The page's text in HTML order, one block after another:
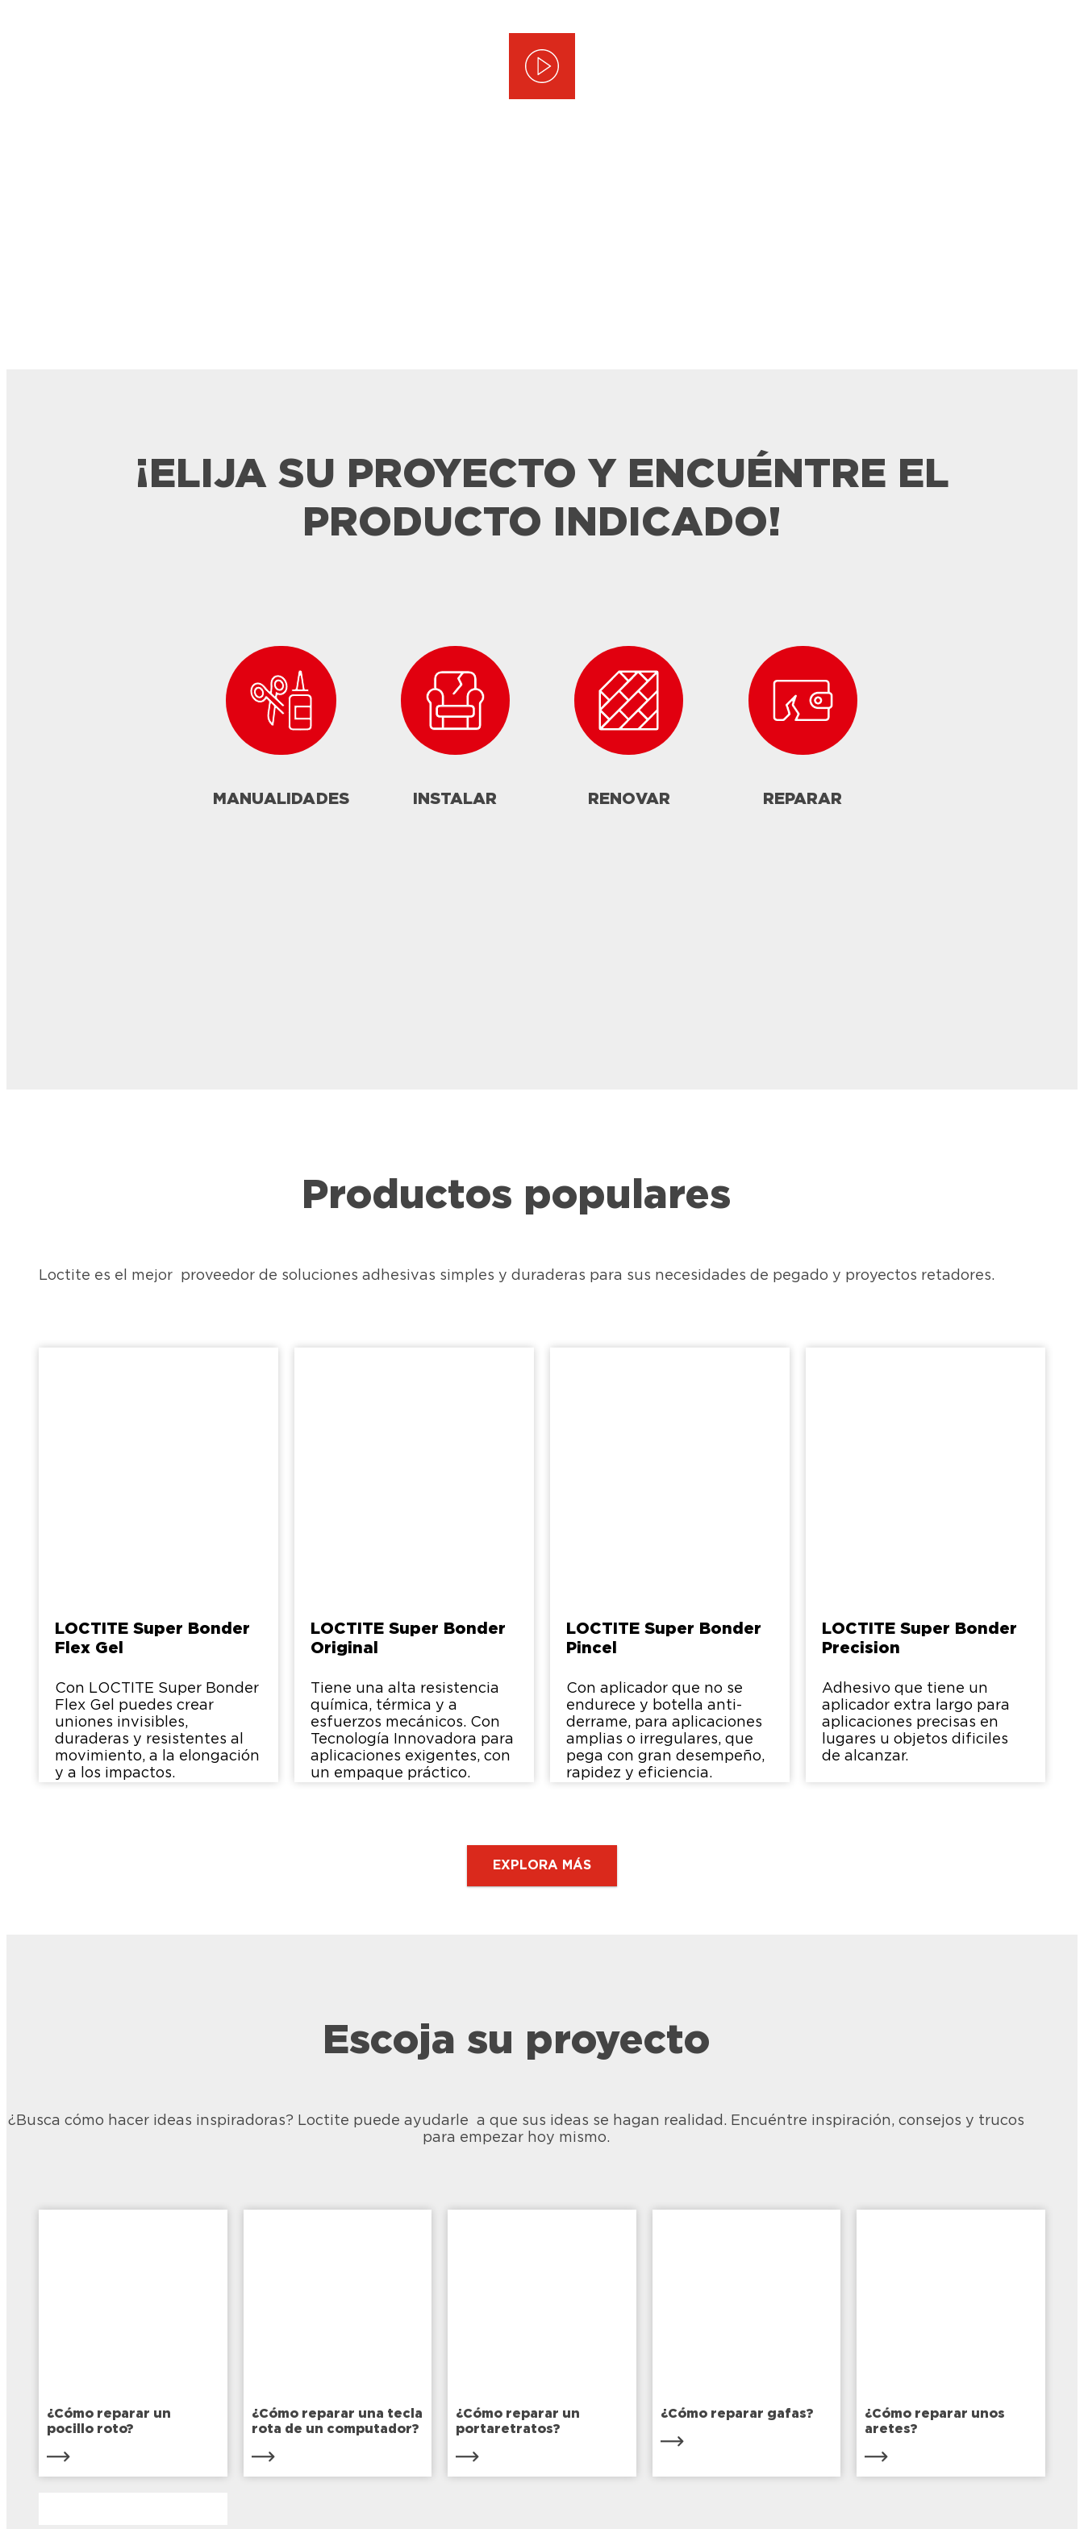
¡ELIJA SU PROYECTO Y ENCUÉNTRE EL
PRODUCTO INDICADO!
MANUALIDADES INSTALAR RENOVAR REPARAR
Productos populares
Loctite es el mejor proveedor de soluciones adhesivas simples y duraderas para sus necesidades de pegado y proyectos retadores.
LOCTITE Super Bonder
Flex Gel
Con LOCTITE Super Bonder
Flex Gel puedes crear
uniones invisibles,
duraderas y resistentes al
movimiento, a la elongación
y a los impactos.
LOCTITE Super Bonder
Original
Tiene una alta resistencia
química, térmica y a
esfuerzos mecánicos. Con
Tecnología Innovadora para
aplicaciones exigentes, con
un empaque práctico.
LOCTITE Super Bonder
Pincel
Con aplicador que no se
endurece y botella anti-
derrame, para aplicaciones
amplias o irregulares, que
pega con gran desempeño,
rapidez y eficiencia.
LOCTITE Super Bonder
Precision
Adhesivo que tiene un
aplicador extra largo para
aplicaciones precisas en
lugares u objetos dificiles
de alcanzar.
Pegamento
Formulación a base de
Silicona 100% acéitica de
comportamiento como
Silicona selladora 100%
temperatura. Excelente
EXPLORA MÁS
Escoja su proyecto
¿Busca cómo hacer ideas inspiradoras? Loctite puede ayudarle a que sus ideas se hagan realidad. Encuéntre inspiración, consejos y trucos
para empezar hoy mismo.
¿Cómo reparar un
pocillo roto?
¿Cómo reparar una tecla
rota de un computador?
¿Cómo reparar un
portaretratos?
¿Cómo reparar gafas?
¿Cómo reparar unos
aretes?